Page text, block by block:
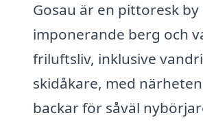
Gosau är en pittoresk
imponerande berg och
friluftsliv, inklusive
skidåkare, med
backar för såväl